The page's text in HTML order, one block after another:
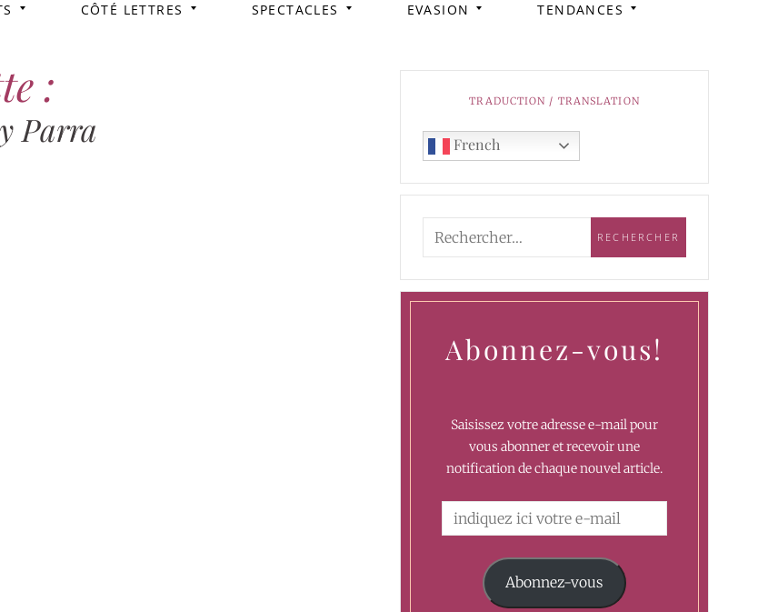
CÔTÉ LETTRES SPECTACLES EVASION TENDANCES
:
Parra
TRADUCTION / TRANSLATION
French
Abonnez-vous!
Saisissez votre adresse e-mail pour
vous abonner et recevoir une
notification de chaque nouvel article.
Abonnez-vous